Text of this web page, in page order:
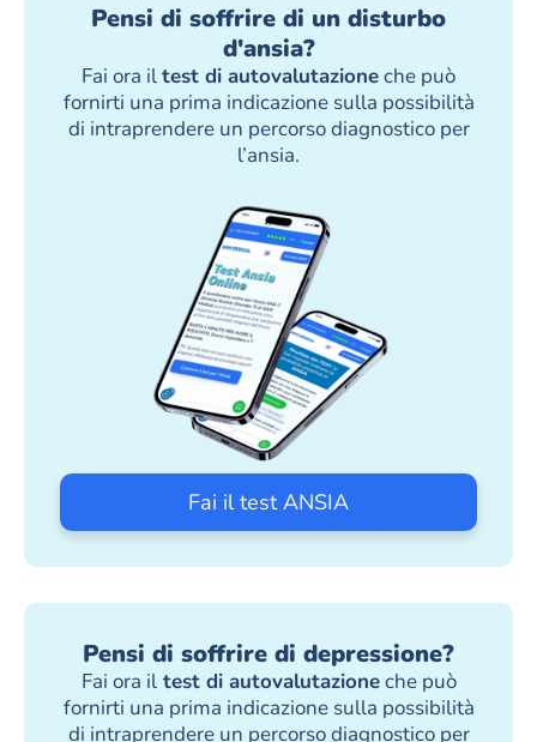
Pensi di soffrire di un disturbo
d'ansia?
Fai ora iltest di autovalutazioneche può
fornirti una prima indicazione sulla possibilità
di intraprendere un percorso diagnostico per
l’ansia.
Fai il test ANSIA
Pensi di soffrire di depressione?
Fai ora iltest di autovalutazioneche può
fornirti una prima indicazione sulla possibilità
di intraprendere un percorso diagnostico per